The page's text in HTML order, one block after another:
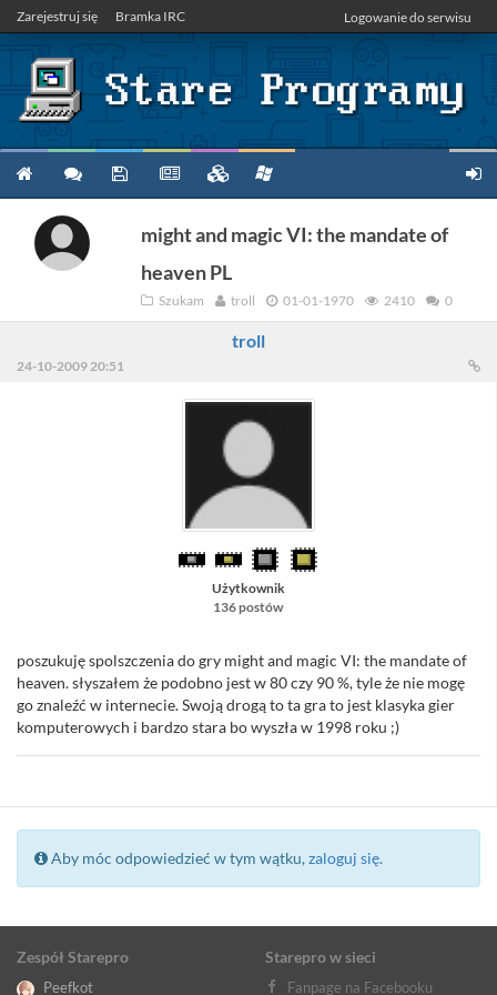
Zarejestruj się Bramka IRC Logowanie do serwisu
might and magic VI: the mandate of
heaven PL
Szukam troll 01-01-1970 2410 0
troll
24-10-2009 20:51
Użytkownik
136 postów
poszukuję spolszczenia do gry might and magic VI: the mandate of
heaven. słyszałem że podobno jest w 80 czy 90 %, tyle że nie mogę
go znaleźć w internecie. Swoją drogą to ta gra to jest klasyka gier
komputerowych i bardzo stara bo wyszła w 1998 roku ;)
Aby móc odpowiedzieć w tym wątku,zaloguj się.
Zespół Starepro
Peefkot
Starepro w sieci
Fanpage na Facebooku